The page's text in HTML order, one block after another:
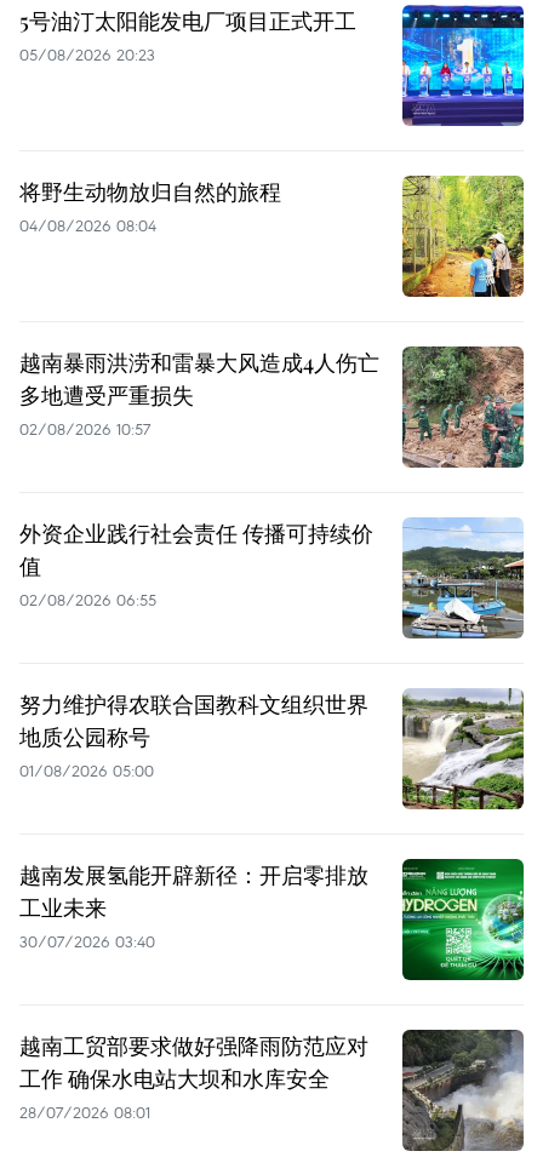
5号油汀太阳能发电厂项目正式开工
05/08/2026 20:23
将野生动物放归自然的旅程
04/08/2026 08:04
越南暴雨洪涝和雷暴大风造成4人伤亡
多地遭受严重损失
02/08/2026 10:57
外资企业践行社会责任 传播可持续价
值
02/08/2026 06:55
努力维护得农联合国教科文组织世界
地质公园称号
01/08/2026 05:00
越南发展氢能开辟新径：开启零排放
工业未来
30/07/2026 03:40
越南工贸部要求做好强降雨防范应对
工作 确保水电站大坝和水库安全
28/07/2026 08:01